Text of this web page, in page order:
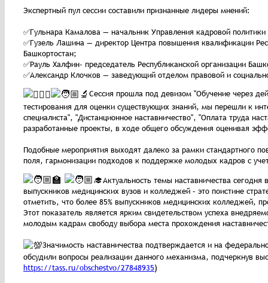
Экспертный пул сессии составили признанные лидеры мнений:
✅Гульнара Камалова — начальник Управления кадровой
✅Гузель Лашина — директор Центра повышения квалификации
Башкортостан;
✅Рауль Халфин- председатель Республиканской организации
✅Александр Клочков — заведующий отделом правовой и
Сессия прошла под девизом "Обучение через
тестирования для оценки существующих знаний, мы перешли к
специалиста", "Дистанционное наставничество", "Оплата труда
разработанные проекты, в ходе общего обсуждения оценивая
Подобные мероприятия выходят далеко за рамки стандартного
поля, гармонизации подходов к поддержке молодых кадров с
Актуальность темы наставничества
выпускников медицинских вузов и колледжей – это поистине
отметить, что более 85% выпускников медицинских колледжей,
Этот показатель является ярким свидетельством успеха
молодым кадрам свободу выбора места прохождения
Значимость наставничества подтверждается и на
обсудили вопросы реализации данного механизма, подчеркнув
https://tass.ru/obschestvo/27848935)